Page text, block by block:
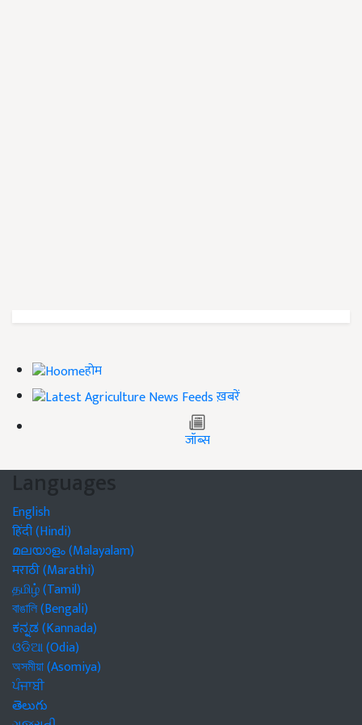
होम
ख़बरें
जॉब्स
Languages
English
हिंदी (Hindi)
മലയാളം (Malayalam)
मराठी (Marathi)
தமிழ் (Tamil)
বাঙালি (Bengali)
ಕನ್ನಡ (Kannada)
ଓଡିଆ (Odia)
অসমীয়া (Asomiya)
ਪੰਜਾਬੀ
తెలుగు